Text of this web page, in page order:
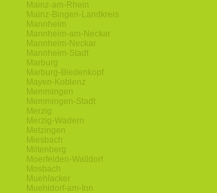
Mainz-am-Rhein
Mainz-Bingen-Landkreis
Mannheim
Mannheim-am-Neckar
Mannheim-Neckar
Mannheim-Stadt
Marburg
Marburg-Biedenkopf
Mayen-Koblenz
Memmingen
Memmingen-Stadt
Merzig
Merzig-Wadern
Metzingen
Miesbach
Miltenberg
Moerfelden-Walldorf
Mosbach
Muehlacker
Muehldorf-am-Inn